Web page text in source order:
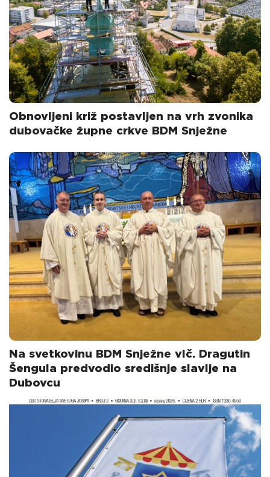
Obnovljeni križ postavljen na vrh zvonika
dubovačke župne crkve BDM Snježne
Na svetkovinu BDM Snježne vlč. Dragutin
Šengula predvodio središnje slavlje na
Dubovcu